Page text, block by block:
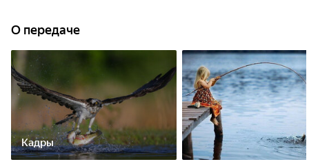
О передаче
Кадры